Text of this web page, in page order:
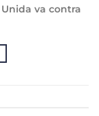
va contra